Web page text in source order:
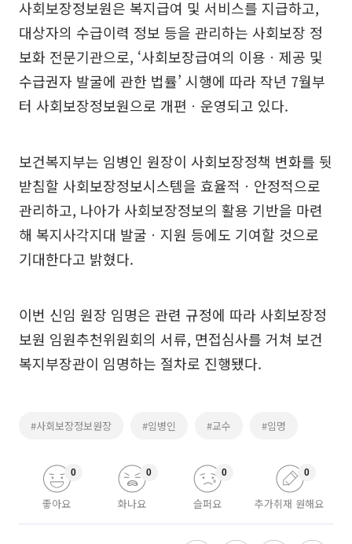
사회보장정보원은 복지급여 및 서비스를 지급하고,
대상자의 수급이력 정보 등을 관리하는 사회보장 정
보화 전문기관으로, ‘사회보장급여의 이용ㆍ제공 및
수급권자 발굴에 관한 법률’ 시행에 따라 작년 7월부
터 사회보장정보원으로 개편ㆍ운영되고 있다.
보건복지부는 임병인 원장이 사회보장정책 변화를 뒷
받침할 사회보장정보시스템을 효율적ㆍ안정적으로
관리하고, 나아가 사회보장정보의 활용 기반을 마련
해 복지사각지대 발굴ㆍ지원 등에도 기여할 것으로
기대한다고 밝혔다.
이번 신임 원장 임명은 관련 규정에 따라 사회보장정
보원 임원추천위원회의 서류, 면접심사를 거쳐 보건
복지부장관이 임명하는 절차로 진행됐다.
#사회보장정보원장 #임병인 #교수 #임명
좋아요
0
화나요
0
슬퍼요
0
추가취재 원해요
0